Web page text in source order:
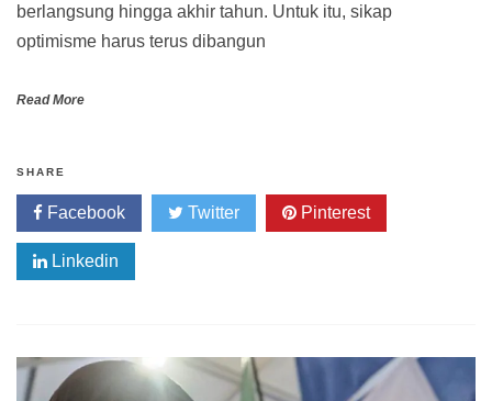
berlangsung hingga akhir tahun. Untuk itu, sikap
optimisme harus terus dibangun
Read More
SHARE
Facebook Twitter Pinterest
Linkedin